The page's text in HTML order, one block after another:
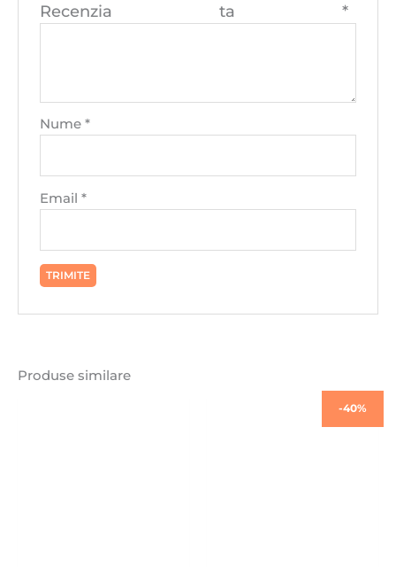
Recenzia ta *
Nume*
Email*
Produse similare
-40%
Prețul
curent
este: